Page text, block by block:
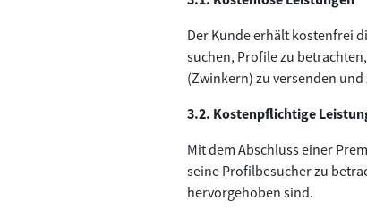
Der Kunde erhält kostenfrei
suchen, Profile zu
(Zwinkern) zu versenden
3.2. Kostenpflichtige
Mit dem Abschluss einer
seine Profilbesucher zu
hervorgehoben sind.